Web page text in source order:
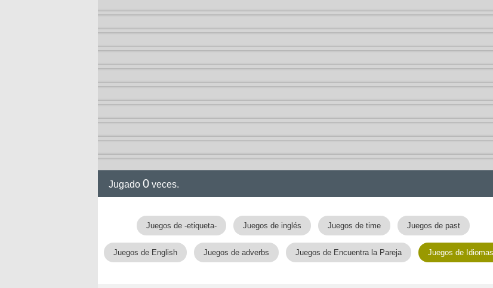
Jugado 0 veces.
Juegos de -etiqueta- Juegos de inglés Juegos de time Juegos de past
Juegos de English Juegos de adverbs Juegos de Encuentra la Pareja Juegos de Idiomas